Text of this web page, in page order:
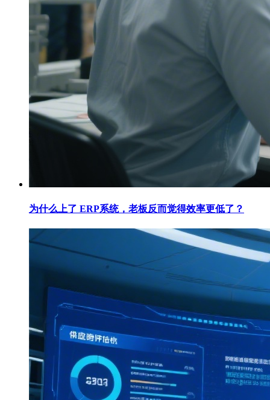
为什么上了 ERP系统，老板反而觉得效率更低了？